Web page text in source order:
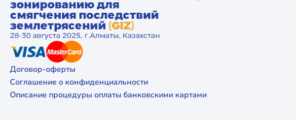
Договор-оферты
Соглашение о конфиденциальности
Описание процедуры оплаты банковскими картами